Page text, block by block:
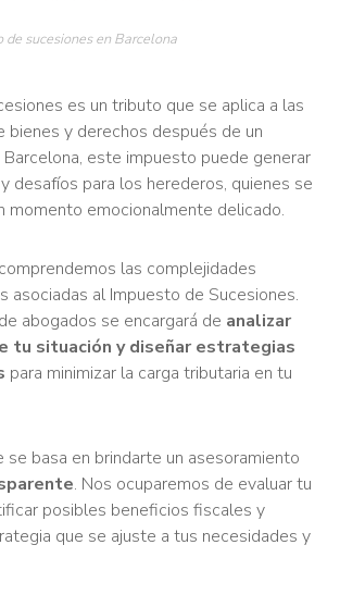
de sucesiones en Barcelona
es un tributo que se aplica a las
bienes y derechos después de un
este impuesto puede generar
desafíos para los herederos, quienes se
momento emocionalmente delicado.
las complejidades
asociadas al Impuesto de Sucesiones.
abogados se encargará de analizar
tu situación y diseñar estrategias
para minimizar la carga tributaria en tu
se basa en brindarte un asesoramiento
. Nos ocuparemos de evaluar tu
posibles beneficios fiscales y
que se ajuste a tus necesidades y